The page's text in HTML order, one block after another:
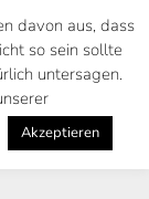
davon aus, dass
so sein sollte
untersagen.
Akzeptieren